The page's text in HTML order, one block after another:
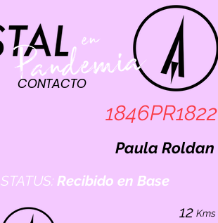
CONTACTO
Kms
12
1846PR1822
STATUS: Recibido en Base
Paula Roldan